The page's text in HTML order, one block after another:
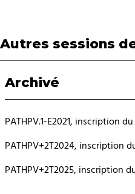
Autres sessions
Archivé
PATHPV.1-E2021, inscription
PATHPV+2T2024, inscription
PATHPV+2T2025, inscription